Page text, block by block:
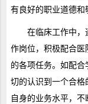
有良好的职业道德和
在临床工作中，
作岗位，积极配合
的各项任务。如配
切的认识到一个合
自身的业务水平，